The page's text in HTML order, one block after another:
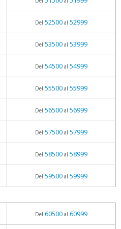
Del 52500al 52999
Del 53500al 53999
Del 54500al 54999
Del 55500al 55999
Del 56500al 56999
Del 57500al 57999
Del 58500al 58999
Del 59500al 59999
Del 60500al 60999